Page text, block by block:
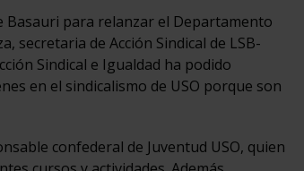
Basauri para relanzar el Departamento
secretaria de Acción Sindical de LSB-
Sindical e Igualdad ha podido
en el sindicalismo de USO porque son
confederal de Juventud USO, quien